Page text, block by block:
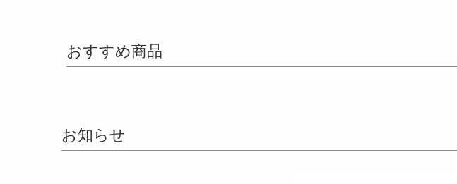
おすすめ商品
お知らせ